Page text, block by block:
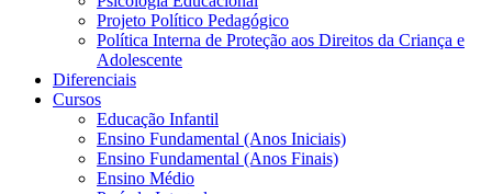
Projeto Político Pedagógico
Política Interna de Proteção aos Direitos da Criança e
Adolescente
Diferenciais
Cursos
Educação Infantil
Ensino Fundamental (Anos Iniciais)
Ensino Fundamental (Anos Finais)
Ensino Médio